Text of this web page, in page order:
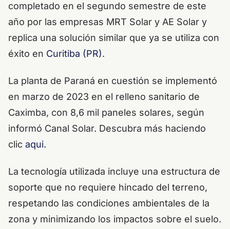
completado en el segundo semestre de este
año por las empresas MRT Solar y AE Solar y
replica una solución similar que ya se utiliza con
éxito en Curitiba (PR).
La planta de Paraná en cuestión se implementó
en marzo de 2023 en el relleno sanitario de
Caximba, con 8,6 mil paneles solares, según
informó Canal Solar. Descubra más haciendo
clic aqui.
La tecnología utilizada incluye una estructura de
soporte que no requiere hincado del terreno,
respetando las condiciones ambientales de la
zona y minimizando los impactos sobre el suelo.